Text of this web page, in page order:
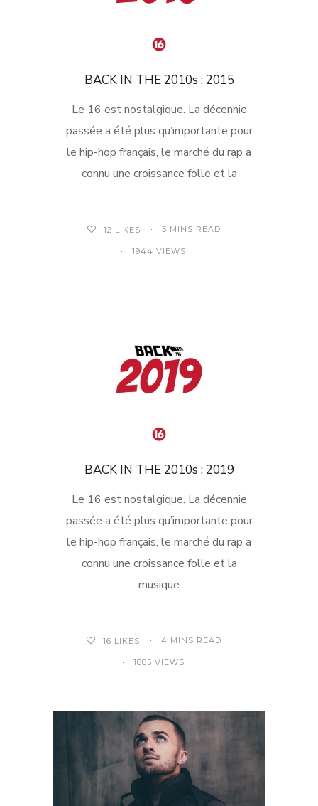
BACK IN THE 2010s : 2015
Le 16 est nostalgique. La décennie
passée a été plus qu’importante pour
le hip-hop français, le marché du rap a
connu une croissance folle et la
12 LIKES 5 MINS READ
1944 VIEWS
BACK IN THE 2010s : 2019
Le 16 est nostalgique. La décennie
passée a été plus qu’importante pour
le hip-hop français, le marché du rap a
connu une croissance folle et la
musique
16 LIKES 4 MINS READ
1885 VIEWS